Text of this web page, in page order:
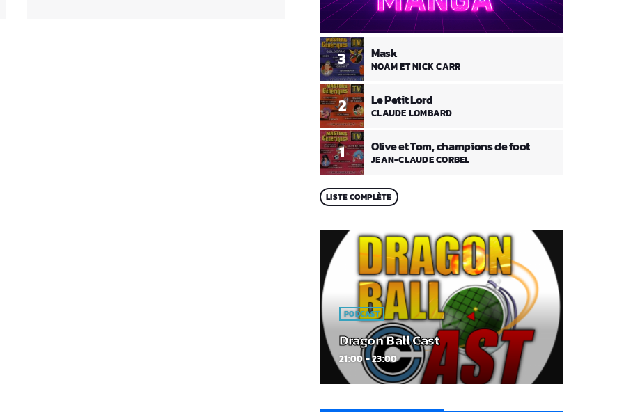
1 Olive et Tom, champions de foot
JEAN-CLAUDE CORBEL
2 Le Petit Lord
CLAUDE LOMBARD
3 Mask
NOAM ET NICK CARR
LISTE COMPLÈTE
PODCAST
Dragon Ball Cast
21:00 - 23:00